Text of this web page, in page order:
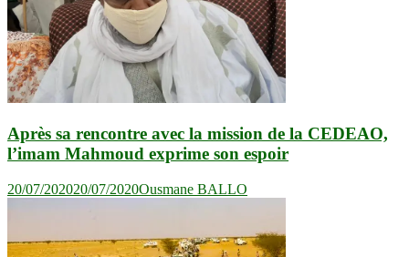
Après sa rencontre avec la mission de la CEDEAO,
l’imam Mahmoud exprime son espoir
20/07/202020/07/2020Ousmane BALLO